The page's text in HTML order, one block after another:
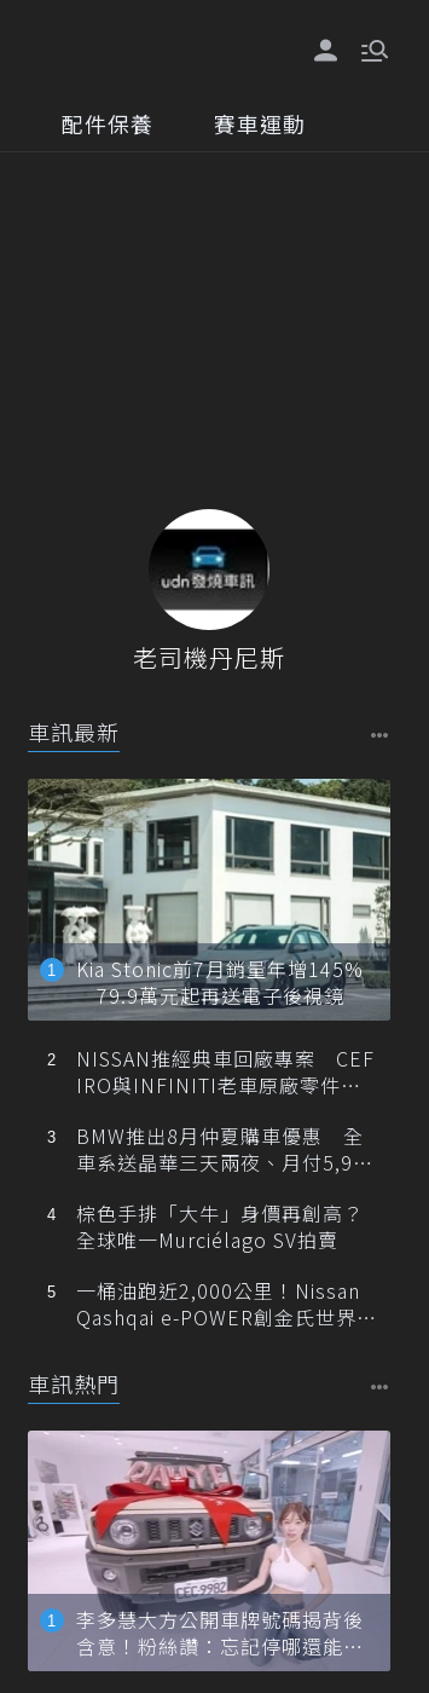
配件保養 賽車運動
老司機丹尼斯
車訊最新
Kia Stonic前7月銷量年增145%
79.9萬元起再送電子後視鏡
NISSAN推經典車回廠專案 CEF
IRO與INFINITI老車原廠零件最
BMW推出8月仲夏購車優惠 全
車系送晶華三天兩夜、月付5,900
棕色手排「大牛」身價再創高？
全球唯一Murciélago SV拍賣
一桶油跑近2,000公里！Nissan
Qashqai e-POWER創金氏世界紀
車訊熱門
李多慧大方公開車牌號碼揭背後
含意！粉絲讚：忘記停哪還能幫
忙找車